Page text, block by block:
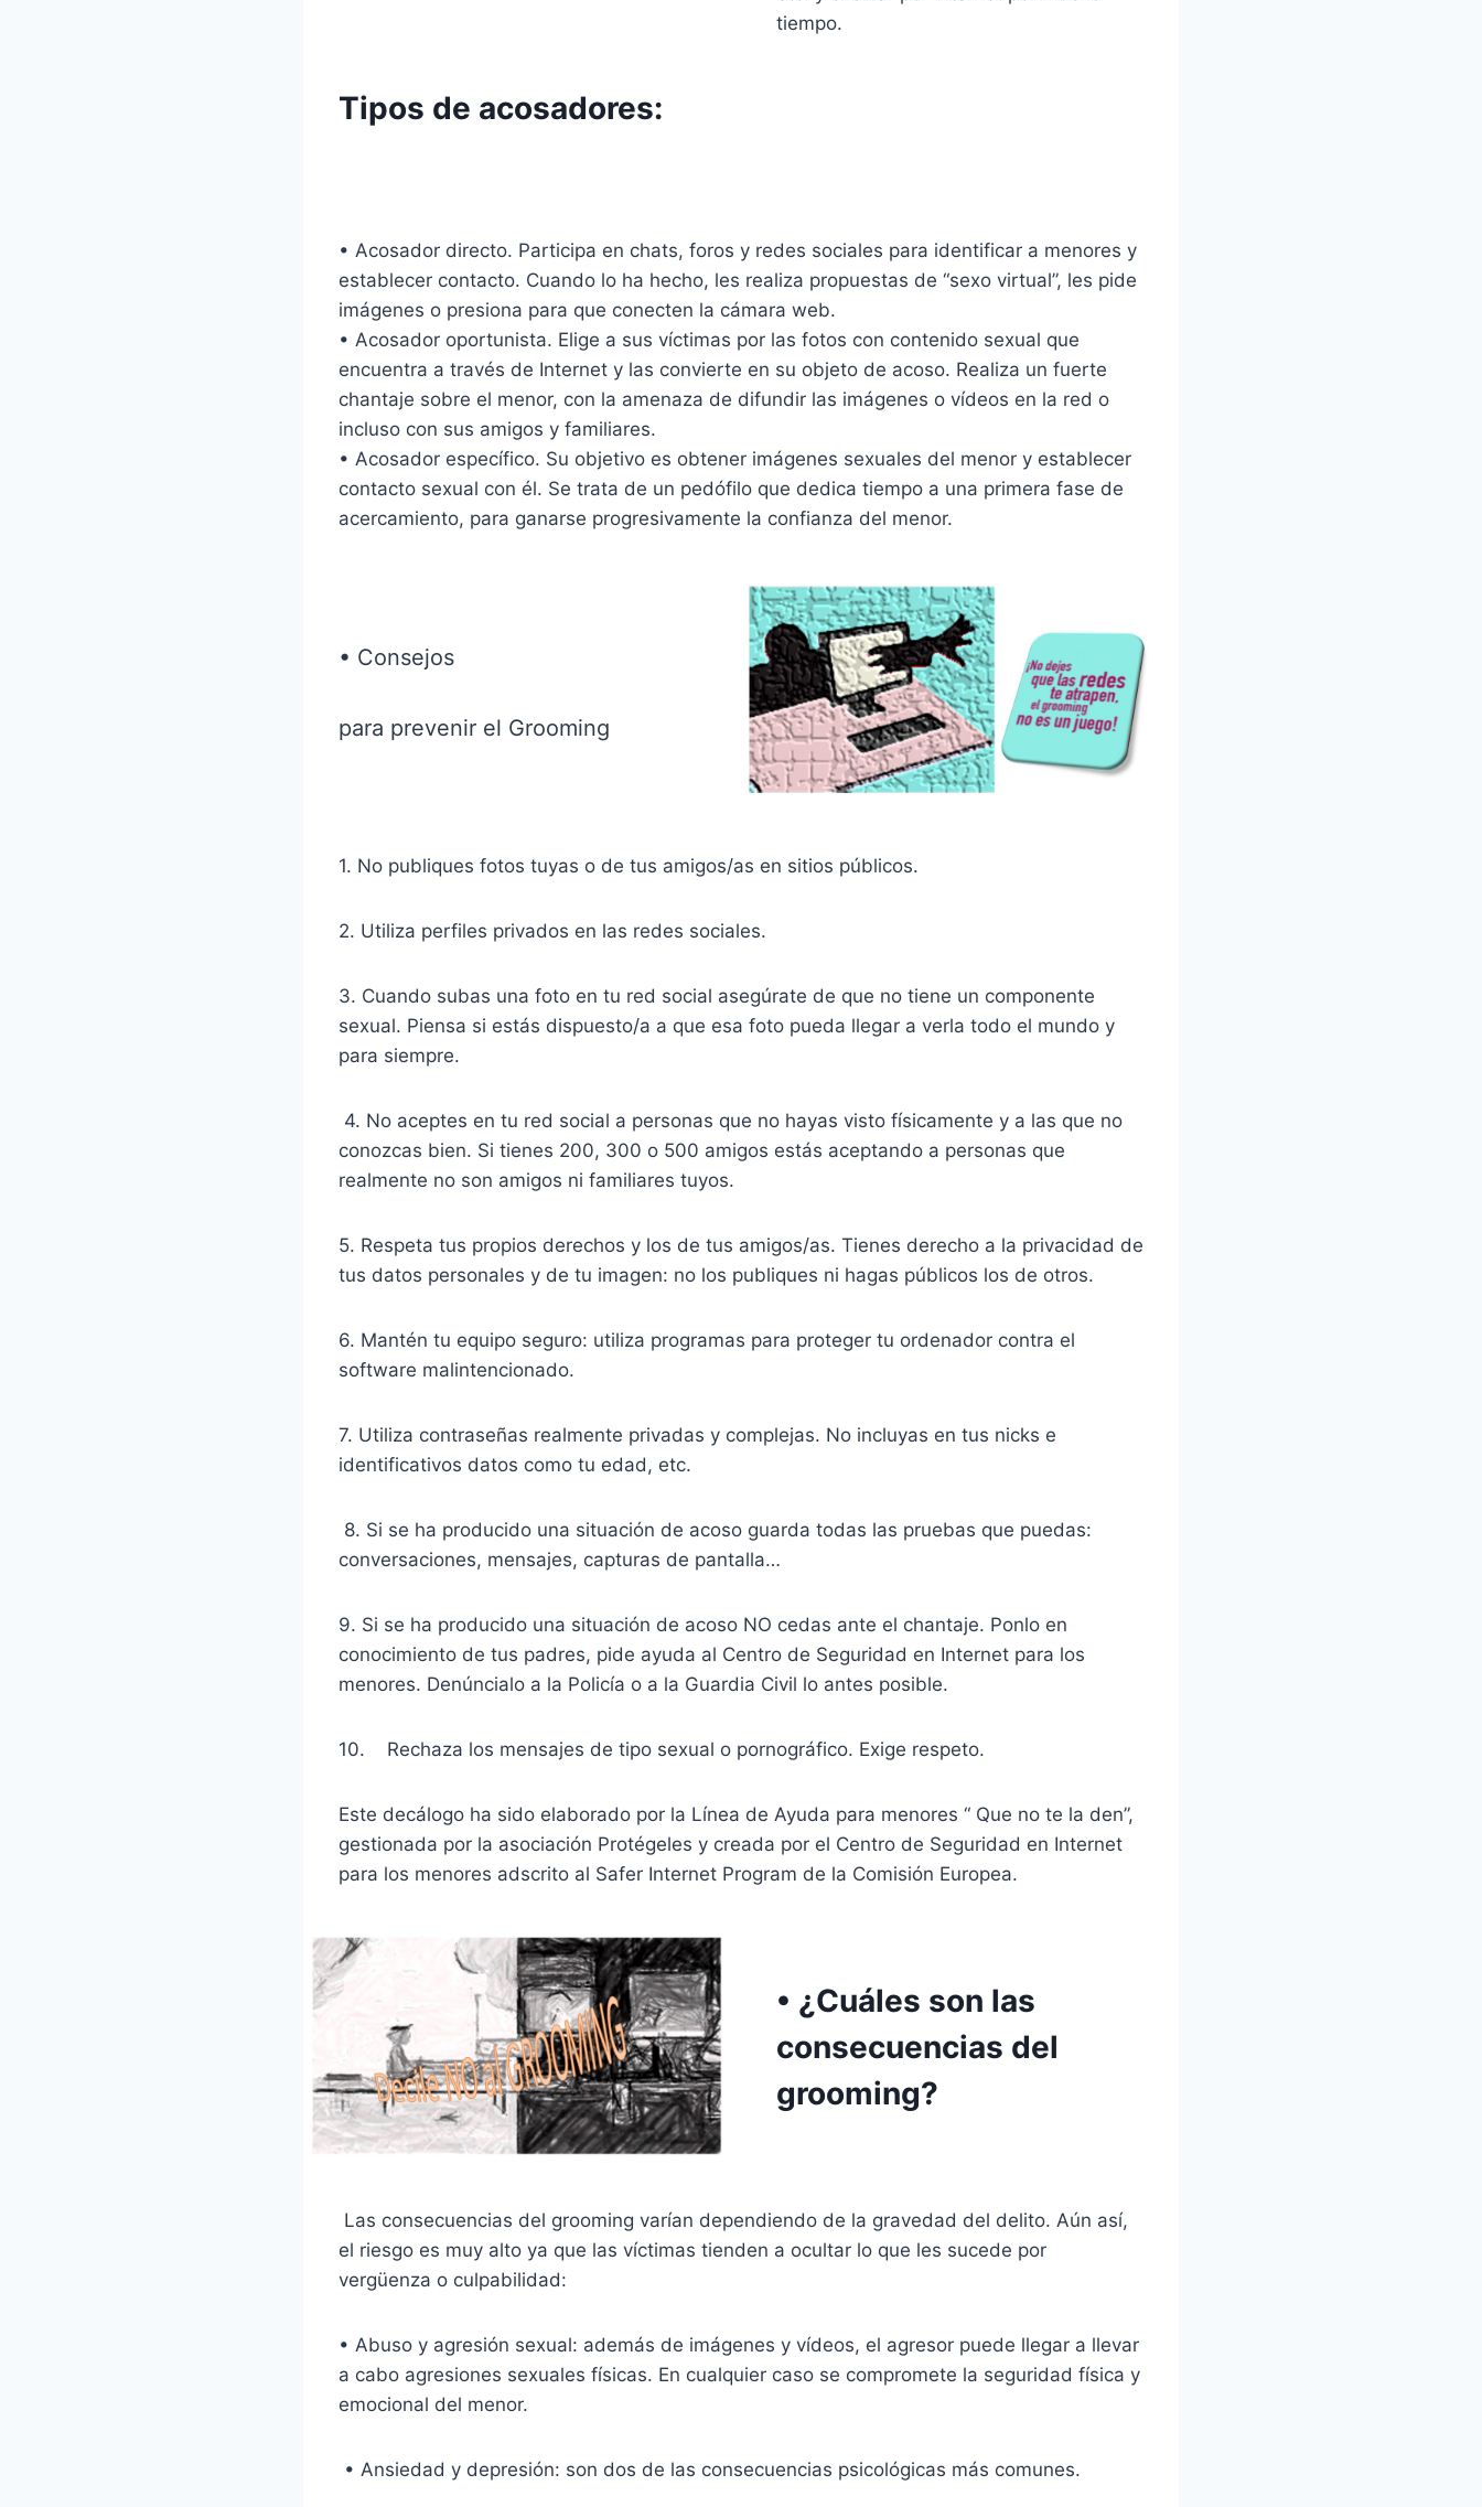
tiempo.
Tipos de acosadores:
• Acosador directo. Participa en chats, foros y redes sociales para identificar a menores y
establecer contacto. Cuando lo ha hecho, les realiza propuestas de “sexo virtual”, les pide
imágenes o presiona para que conecten la cámara web.
• Acosador oportunista. Elige a sus víctimas por las fotos con contenido sexual que
encuentra a través de Internet y las convierte en su objeto de acoso. Realiza un fuerte
chantaje sobre el menor, con la amenaza de difundir las imágenes o vídeos en la red o
incluso con sus amigos y familiares.
• Acosador específico. Su objetivo es obtener imágenes sexuales del menor y establecer
contacto sexual con él. Se trata de un pedófilo que dedica tiempo a una primera fase de
acercamiento, para ganarse progresivamente la confianza del menor.
• Consejos
para prevenir el Grooming
1. No publiques fotos tuyas o de tus amigos/as en sitios públicos.
2. Utiliza perfiles privados en las redes sociales.
3. Cuando subas una foto en tu red social asegúrate de que no tiene un componente
sexual. Piensa si estás dispuesto/a a que esa foto pueda llegar a verla todo el mundo y
para siempre.
4. No aceptes en tu red social a personas que no hayas visto físicamente y a las que no
conozcas bien. Si tienes 200, 300 o 500 amigos estás aceptando a personas que
realmente no son amigos ni familiares tuyos.
5. Respeta tus propios derechos y los de tus amigos/as. Tienes derecho a la privacidad de
tus datos personales y de tu imagen: no los publiques ni hagas públicos los de otros.
6. Mantén tu equipo seguro: utiliza programas para proteger tu ordenador contra el
software malintencionado.
7. Utiliza contraseñas realmente privadas y complejas. No incluyas en tus nicks e
identificativos datos como tu edad, etc.
8. Si se ha producido una situación de acoso guarda todas las pruebas que puedas:
conversaciones, mensajes, capturas de pantalla…
9. Si se ha producido una situación de acoso NO cedas ante el chantaje. Ponlo en
conocimiento de tus padres, pide ayuda al Centro de Seguridad en Internet para los
menores. Denúncialo a la Policía o a la Guardia Civil lo antes posible.
10. Rechaza los mensajes de tipo sexual o pornográfico. Exige respeto.
Este decálogo ha sido elaborado por la Línea de Ayuda para menores “ Que no te la den”,
gestionada por la asociación Protégeles y creada por el Centro de Seguridad en Internet
para los menores adscrito al Safer Internet Program de la Comisión Europea.
• ¿Cuáles son las
consecuencias del
grooming?
Las consecuencias del grooming varían dependiendo de la gravedad del delito. Aún así,
el riesgo es muy alto ya que las víctimas tienden a ocultar lo que les sucede por
vergüenza o culpabilidad:
• Abuso y agresión sexual: además de imágenes y vídeos, el agresor puede llegar a llevar
a cabo agresiones sexuales físicas. En cualquier caso se compromete la seguridad física y
emocional del menor.
• Ansiedad y depresión: son dos de las consecuencias psicológicas más comunes.